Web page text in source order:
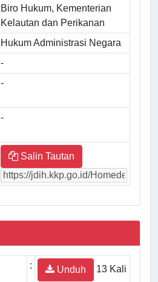
Biro Hukum, Kementerian
Kelautan dan Perikanan
Hukum Administrasi Negara
-
-
-
Salin Tautan
: Unduh
13 Kali